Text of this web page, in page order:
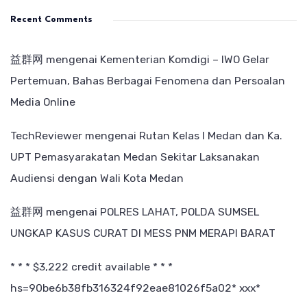
Recent Comments
益群网 mengenai Kementerian Komdigi – IWO Gelar
Pertemuan, Bahas Berbagai Fenomena dan Persoalan
Media Online
TechReviewer mengenai Rutan Kelas I Medan dan Ka.
UPT Pemasyarakatan Medan Sekitar Laksanakan
Audiensi dengan Wali Kota Medan
益群网 mengenai POLRES LAHAT, POLDA SUMSEL
UNGKAP KASUS CURAT DI MESS PNM MERAPI BARAT
* * * $3,222 credit available * * *
hs=90be6b38fb316324f92eae81026f5a02* ххх*